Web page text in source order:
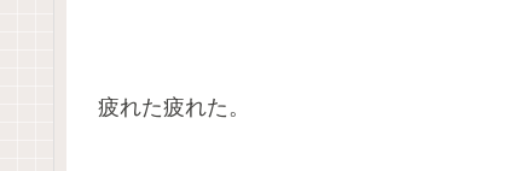
疲れた疲れた。